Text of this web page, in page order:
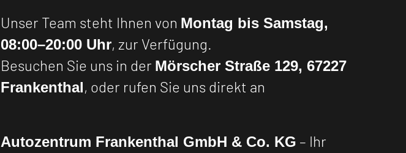
Unser Team steht Ihnen von Montag bis Samstag,
08:00–20:00 Uhr, zur Verfügung.
Besuchen Sie uns in der Mörscher Straße 129, 67227
Frankenthal, oder rufen Sie uns direkt an
Autozentrum Frankenthal GmbH & Co. KG – Ihr